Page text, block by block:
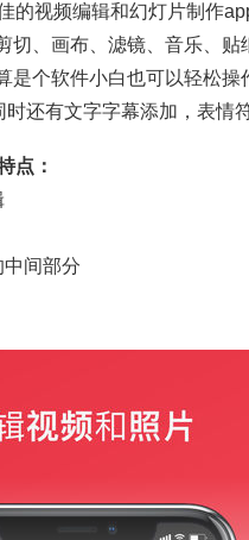
的视频编辑和幻灯片制作
切、画布、滤镜、音乐、
是个软件小白也可以轻松操
时还有文字字幕添加，表情
点：
间部分